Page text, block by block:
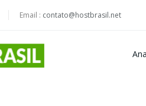
Email : contato@hostbrasil.net